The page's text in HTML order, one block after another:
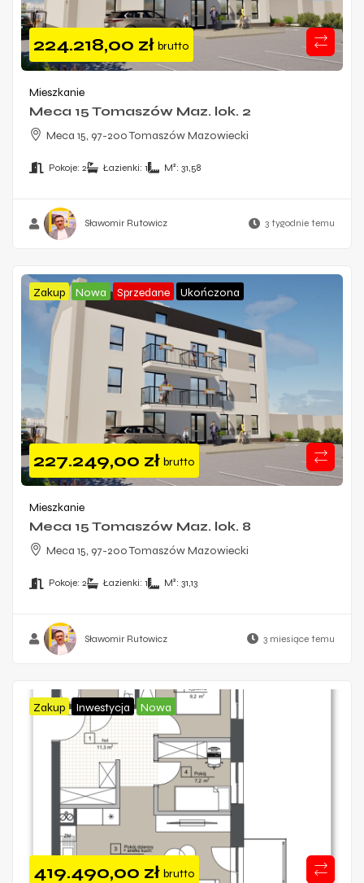
224.218,00 zł brutto
Mieszkanie
Meca 15 Tomaszów Maz. lok. 2
Meca 15, 97-200 Tomaszów Mazowiecki
Pokoje: 2 Łazienki: 1 M²: 31,58
Sławomir Rutowicz 3 tygodnie temu
Zakup Nowa Sprzedane Ukończona
227.249,00 zł brutto
Mieszkanie
Meca 15 Tomaszów Maz. lok. 8
Meca 15, 97-200 Tomaszów Mazowiecki
Pokoje: 2 Łazienki: 1 M²: 31,13
Sławomir Rutowicz 3 miesiące temu
Zakup Inwestycja Nowa
419.490,00 zł brutto